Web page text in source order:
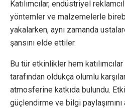
Katılımcılar, endüstriyel
yöntemler ve malzemelerle
yakalarken, aynı zamanda
şansını elde ettiler.
Bu tür etkinlikler hem
tarafından oldukça olumlu
atmosferine katkıda bulundu.
güçlendirme ve bilgi paylaşımını